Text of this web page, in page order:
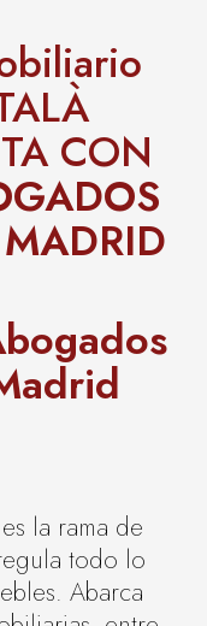
CON
la rama de
todo lo
Abarca